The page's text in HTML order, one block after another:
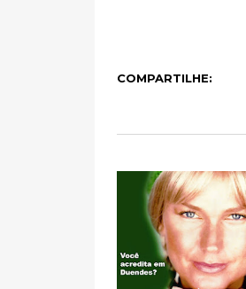
COMPARTILHE: